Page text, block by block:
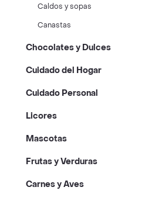
Caldos y sopas
Canastas
Chocolates y Dulces
Cuidado del Hogar
Cuidado Personal
Licores
Mascotas
Frutas y Verduras
Carnes y Aves